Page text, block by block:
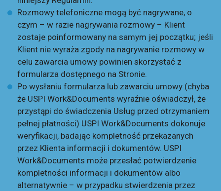
Rozmowy telefoniczne mogą być nagrywane, o
czym – w razie nagrywania rozmowy – Klient
zostaje poinformowany na samym jej początku; jeśli
Klient nie wyraża zgody na nagrywanie rozmowy w
celu zawarcia umowy powinien skorzystać z
formularza dostępnego na Stronie.
Po wysłaniu formularza lub zawarciu umowy (chyba
że USPI Work&Documents wyraźnie oświadczył, że
przystąpi do świadczenia Usług przed otrzymaniem
pełnej płatności) USPI Work&Documents dokonuje
weryfikacji, badając kompletność przekazanych
przez Klienta informacji i dokumentów. USPI
Work&Documents może przesłać potwierdzenie
kompletności informacji i dokumentów albo
alternatywnie – w przypadku stwierdzenia przez